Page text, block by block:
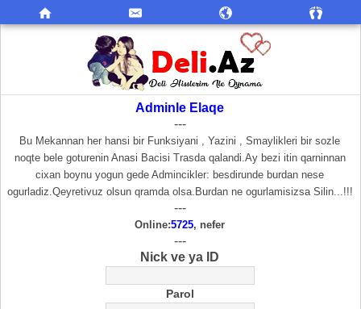
Adminle Elaqe
---
Bu Mekannan her hansi bir Funksiyani , Yazini , Smaylikleri bir sozle
noqte bele goturenin Anasi Bacisi Trasda qalandi.Ay bezi itin qarninnan
cixan boynu yogun gede Admincikler: besdirunde burdan nese
ogurladiz.Qeyretivuz olsun qramda olsa.Burdan ne ogurlamisizsa Silin...!!!
---
Online:5725, nefer
---
Nick ve ya ID
Parol